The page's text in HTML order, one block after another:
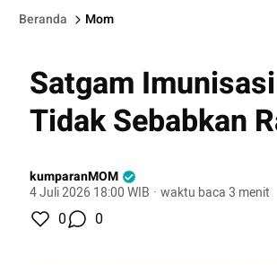
Beranda Mom
Satgam
Tidak Sebabkan
kumparanMOM
4 Juli 2026 18:00 WIB · waktu baca 3 menit
0 0